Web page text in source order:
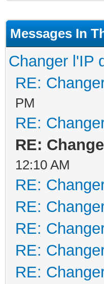
Messages In
Changer l'IP
RE:
PM
RE:
RE:
12:10 AM
RE:
RE:
RE:
RE:
RE: